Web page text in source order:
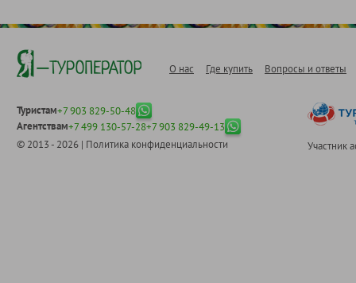
О нас Где купить Вопросы и ответы
Туристам+7 903 829-50-48
Агентствам+7 499 130-57-28+7 903 829-49-13
© 2013 - 2026 | Политика конфиденциальности Участник